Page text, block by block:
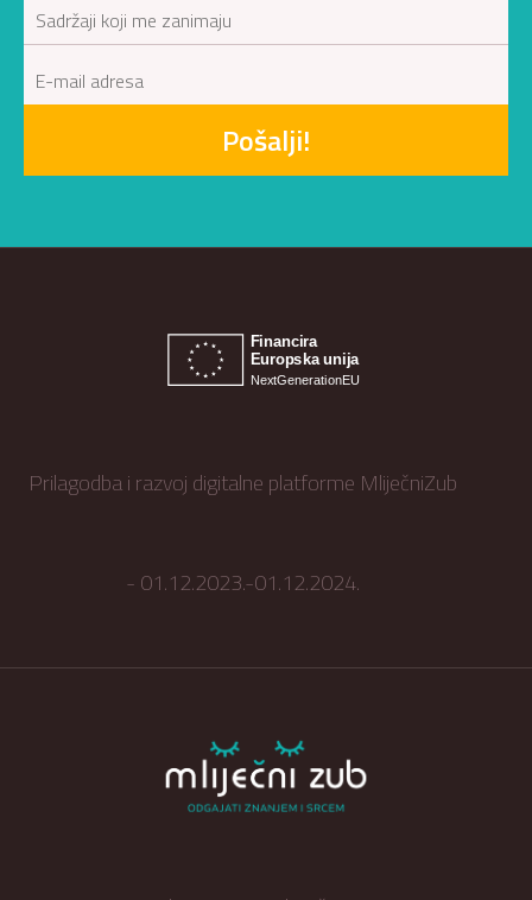
Pošalji!
Prilagodba i razvoj digitalne platforme MliječniZub
- 01.12.2023.-01.12.2024.